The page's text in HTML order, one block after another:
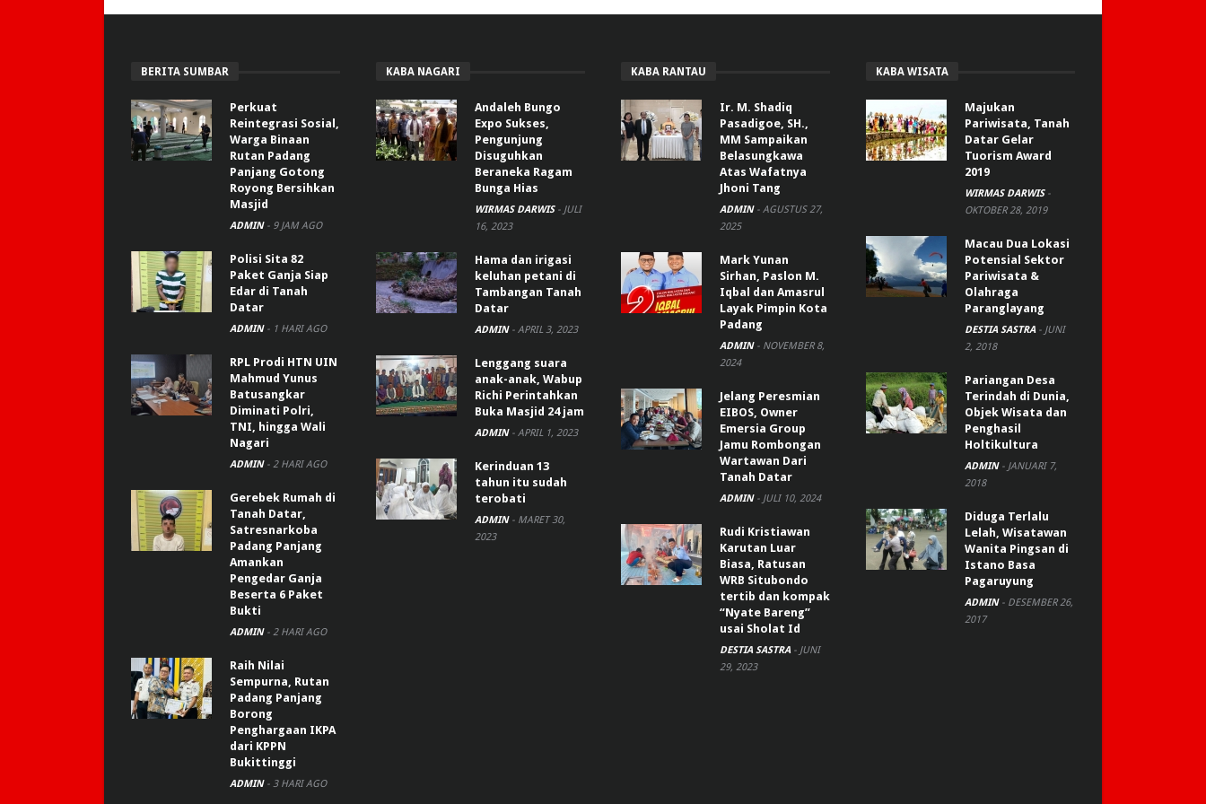
BERITA SUMBAR
Perkuat
Reintegrasi Sosial,
Warga Binaan
Rutan Padang
Panjang Gotong
Royong Bersihkan
Masjid
ADMIN - 9 JAM AGO
Polisi Sita 82
Paket Ganja Siap
Edar di Tanah
Datar
ADMIN - 1 HARI AGO
RPL Prodi HTN UIN
Mahmud Yunus
Batusangkar
Diminati Polri,
TNI, hingga Wali
Nagari
ADMIN - 2 HARI AGO
Gerebek Rumah di
Tanah Datar,
Satresnarkoba
Padang Panjang
Amankan
Pengedar Ganja
Beserta 6 Paket
Bukti
ADMIN - 2 HARI AGO
Raih Nilai
Sempurna, Rutan
Padang Panjang
Borong
Penghargaan IKPA
dari KPPN
Bukittinggi
ADMIN - 3 HARI AGO
KABA NAGARI
Andaleh Bungo
Expo Sukses,
Pengunjung
Disuguhkan
Beraneka Ragam
Bunga Hias
WIRMAS DARWIS - JULI
16, 2023
Hama dan irigasi
keluhan petani di
Tambangan Tanah
Datar
ADMIN - APRIL 3, 2023
Lenggang suara
anak-anak, Wabup
Richi Perintahkan
Buka Masjid 24 jam
ADMIN - APRIL 1, 2023
Kerinduan 13
tahun itu sudah
terobati
ADMIN - MARET 30,
2023
KABA RANTAU
Ir. M. Shadiq
Pasadigoe, SH.,
MM Sampaikan
Belasungkawa
Atas Wafatnya
Jhoni Tang
ADMIN - AGUSTUS 27,
2025
Mark Yunan
Sirhan, Paslon M.
Iqbal dan Amasrul
Layak Pimpin Kota
Padang
ADMIN - NOVEMBER 8,
2024
Jelang Peresmian
EIBOS, Owner
Emersia Group
Jamu Rombongan
Wartawan Dari
Tanah Datar
ADMIN - JULI 10, 2024
Rudi Kristiawan
Karutan Luar
Biasa, Ratusan
WRB Situbondo
tertib dan kompak
“Nyate Bareng”
usai Sholat Id
DESTIA SASTRA - JUNI
29, 2023
KABA WISATA
Majukan
Pariwisata, Tanah
Datar Gelar
Tuorism Award
2019
WIRMAS DARWIS -
OKTOBER 28, 2019
Macau Dua Lokasi
Potensial Sektor
Pariwisata &
Olahraga
Paranglayang
DESTIA SASTRA - JUNI
2, 2018
Pariangan Desa
Terindah di Dunia,
Objek Wisata dan
Penghasil
Holtikultura
ADMIN - JANUARI 7,
2018
Diduga Terlalu
Lelah, Wisatawan
Wanita Pingsan di
Istano Basa
Pagaruyung
ADMIN - DESEMBER 26,
2017